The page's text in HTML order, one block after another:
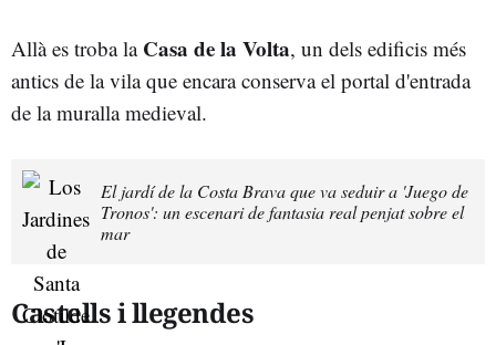
Allà es troba la Casa de la Volta, un dels edificis més
antics de la vila que encara conserva el portal d'entrada
de la muralla medieval.
El jardí de la Costa Brava que va seduir a 'Juego de
Tronos': un escenari de fantasia real penjat sobre el
mar
Castells i llegendes